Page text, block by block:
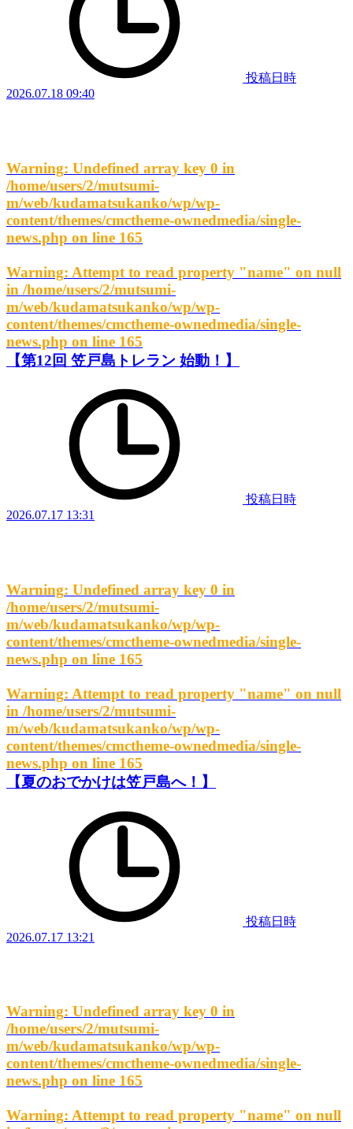
投稿日時
2026.07.18 09:40
Warning: Undefined array key 0 in
/home/users/2/mutsumi-
m/web/kudamatsukanko/wp/wp-
content/themes/cmctheme-ownedmedia/single-
news.php on line 165
Warning: Attempt to read property "name" on null
in /home/users/2/mutsumi-
m/web/kudamatsukanko/wp/wp-
content/themes/cmctheme-ownedmedia/single-
news.php on line 165
【第12回 笠戸島トレラン 始動！】
投稿日時
2026.07.17 13:31
Warning: Undefined array key 0 in
/home/users/2/mutsumi-
m/web/kudamatsukanko/wp/wp-
content/themes/cmctheme-ownedmedia/single-
news.php on line 165
Warning: Attempt to read property "name" on null
in /home/users/2/mutsumi-
m/web/kudamatsukanko/wp/wp-
content/themes/cmctheme-ownedmedia/single-
news.php on line 165
【夏のおでかけは笠戸島へ！】
投稿日時
2026.07.17 13:21
Warning: Undefined array key 0 in
/home/users/2/mutsumi-
m/web/kudamatsukanko/wp/wp-
content/themes/cmctheme-ownedmedia/single-
news.php on line 165
Warning: Attempt to read property "name" on null